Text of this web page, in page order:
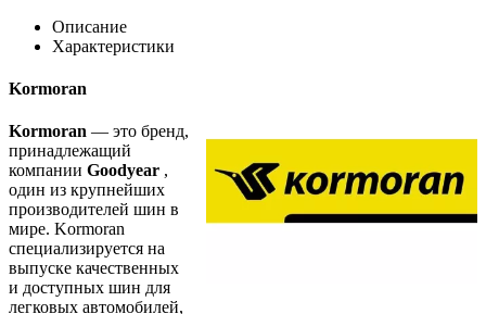
Описание
Характеристики
Kormoran
Kormoran — это бренд,
принадлежащий
компании Goodyear ,
один из крупнейших
производителей шин в
мире. Kormoran
специализируется на
выпуске качественных
и доступных шин для
легковых автомобилей,